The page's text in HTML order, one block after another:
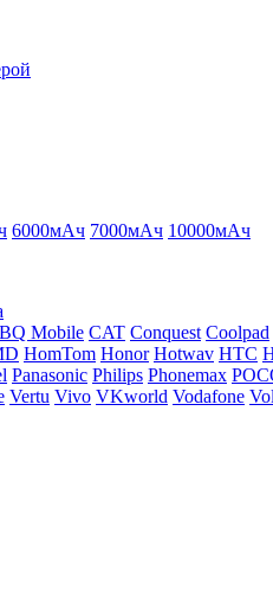
6000мАч 7000мАч 10000мАч
BQ Mobile CAT Conquest Coolpad
HomTom Honor Hotwav HTC
Panasonic Philips Phonemax
Vertu Vivo VKworld Vodafone